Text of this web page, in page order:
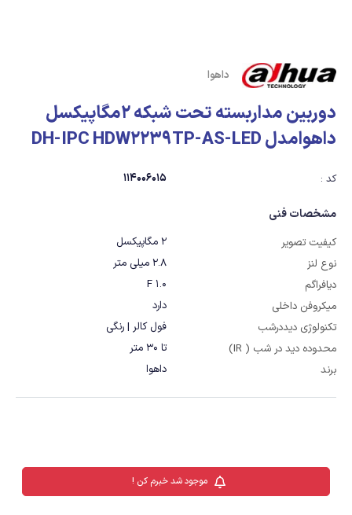
داهوا
دوربین مداربسته تحت شبکه 2مگاپیکسل
داهوامدل DH-IPC HDW2239TP-AS-LED
کد : 114006015
مشخصات فنی
کیفیت تصویر
2 مگاپیکسل
نوع لنز
2.8 میلی متر
دیافراگم
F 1.0
میکروفن داخلی
دارد
تکنولوژی دیددرشب
فول کالر | رنگی
محدوده دید در شب ( IR)
تا 30 متر
برند
داهوا
موجود شد خبرم کن !